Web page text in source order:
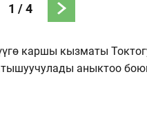
1 /4
каршы кызматы
аныктоо